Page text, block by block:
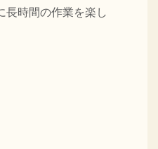
長時間の作業を楽し